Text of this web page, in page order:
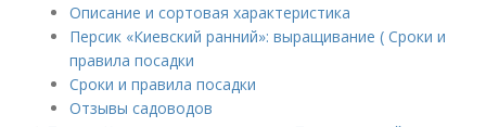
Описание и сортовая характеристика
Персик «Киевский ранний»: выращивание ( Сроки и
правила посадки
Сроки и правила посадки
Отзывы садоводов